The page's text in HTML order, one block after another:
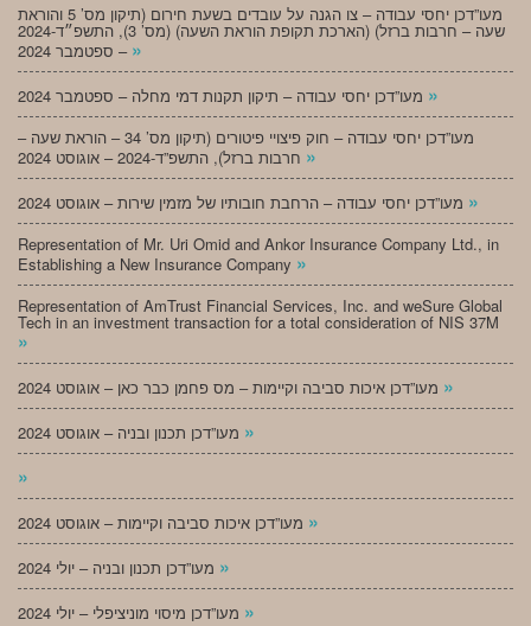
מעו”דכן יחסי עבודה – צו הגנה על עובדים בשעת חירום (תיקון מס’ 5 והוראת
שעה – חרבות ברזל) (הארכת תקופת הוראת השעה) (מס’ 3), התשפ״ד-2024
– ספטמבר 2024 »
»
מעו”דכן יחסי עבודה – חוק פיצויי פיטורים (תיקון מס’ 34 – הוראת שעה –
»
»
Representation of Mr. Uri Omid and Ankor Insurance Company Ltd., in
Establishing a New Insurance Company »
Representation of AmTrust Financial Services, Inc. and weSure Global
Tech in an investment transaction for a total consideration of NIS 37M
»
»
»
»
»
»
»